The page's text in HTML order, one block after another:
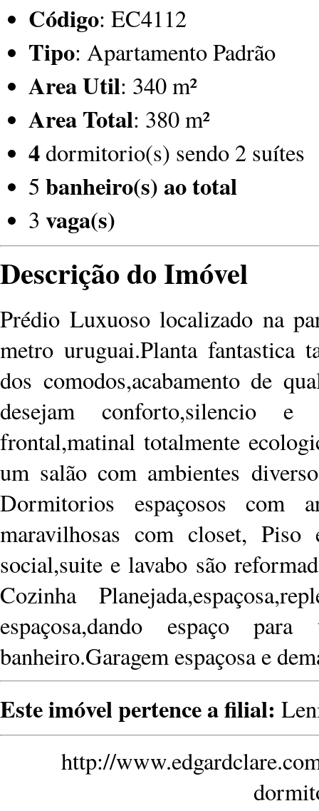
Código: EC4112
Tipo: Apartamento Padrão
Area Util: 340 m²
Area Total: 380 m²
4 dormitorio(s) sendo 2 suítes
5 banheiro(s) ao total
3 vaga(s)
Descrição do Imóvel
Prédio Luxuoso localizado na
metro uruguai.Planta fantastica
dos comodos,acabamento de
desejam conforto,silencio e
frontal,matinal totalmente
um salão com ambientes
Dormitorios espaçosos
maravilhosas com closet,
social,suite e lavabo são
Cozinha
espaçosa,dando espaço
banheiro.Garagem espaçosa e
Este imóvel pertence a filial:
http://